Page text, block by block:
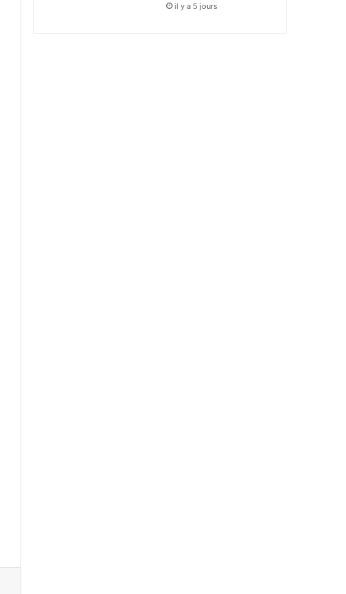
il y a 5 jours